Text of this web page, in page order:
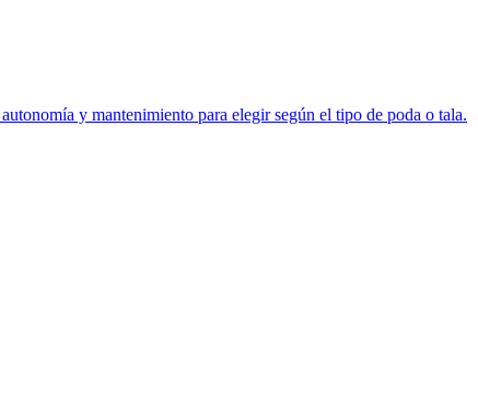
y mantenimiento para elegir según el tipo de poda o tala.